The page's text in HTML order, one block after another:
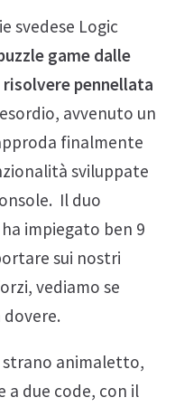
svedese Logic
game dalle
pennellata
avvenuto un
finalmente
sviluppate
Il duo
impiegato ben 9
sui nostri
vediamo se
strano animaletto,
due code, con il